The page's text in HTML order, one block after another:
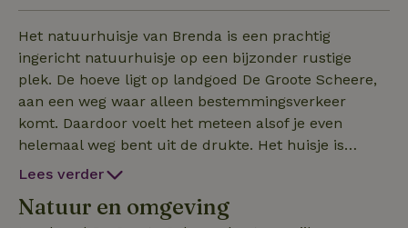
Het natuurhuisje van Brenda is een prachtig
ingericht natuurhuisje op een bijzonder rustige
plek. De hoeve ligt op landgoed De Groote Scheere,
aan een weg waar alleen bestemmingsverkeer
komt. Daardoor voelt het meteen alsof je even
helemaal weg bent uit de drukte. Het huisje is
nieuw, comfortabel en met veel aandacht ingericht.
elke slaapkamer heeft een eigen badkamer. Dat
Lees verder
Natuur en omgeving